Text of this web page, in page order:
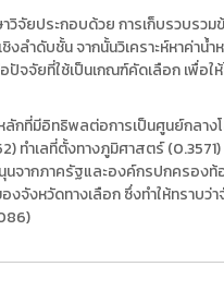
วิจัยประกอบด้วย การเก็บรวบร
ชิงลำดับชั้น จากนั้นวิเคราะห์หาค่
จจัยที่ใช้เป็นเกณฑ์คัดเลือก เพื่อใ
กที่มีอิทธิพลต่อการเป็นศูนย์กลา
ทำเลที่ตั้งทางภูมิศาสตร์
จากภาครัฐและองค์กรปกครอง
จังหวัดทางเลือก ซึ่งทำให้ทราบว่